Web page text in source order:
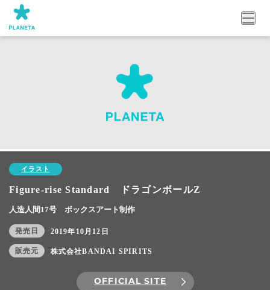
イラスト
Figure-rise Standard ドラゴンボールZ
人造人間17号 ボックスアート制作
発売日 2019年10月12日
販売元 株式会社BANDAI SPIRITS
OFFICIAL SITE